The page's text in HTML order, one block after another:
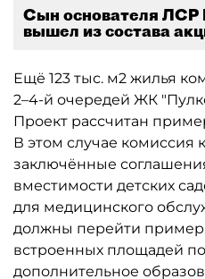
Сын основателя ЛСР
вышел из состава
Ещё 123 тыс. м2 жилья
2–4-й очередей ЖК
Проект рассчитан
В этом случае комиссия
заключённые
вместимости детских
для медицинского
должны перейти
встроенных площадей
дополнительное